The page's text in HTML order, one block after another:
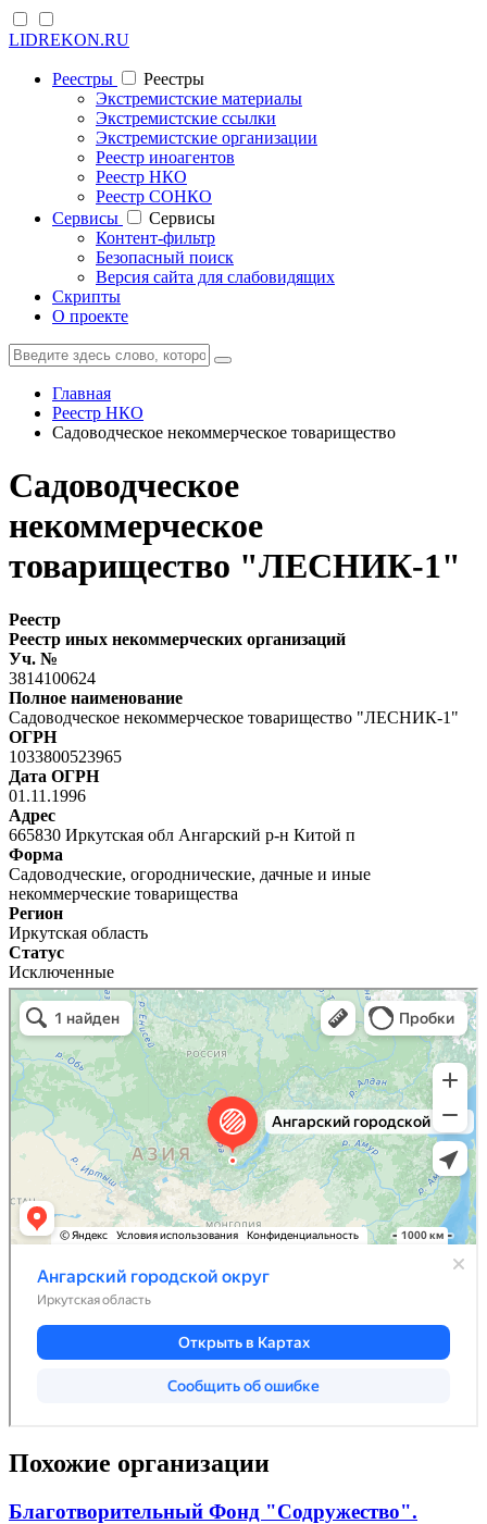
LIDREKON.RU
Реестры
Реестры
Экстремистские материалы
Экстремистские ссылки
Экстремистские организации
Реестр иноагентов
Реестр НКО
Реестр СОНКО
Cервисы
Cервисы
Контент-фильтр
Безопасный поиск
Версия сайта для слабовидящих
Скрипты
О проекте
Главная
Реестр НКО
Садоводческое некоммерческое товарищество
Садоводческое
некоммерческое
товарищество "ЛЕСНИК-1"
Реестр
Реестр иных некоммерческих организаций
Уч. №
3814100624
Полное наименование
Садоводческое некоммерческое товарищество "ЛЕСНИК-1"
ОГРН
1033800523965
Дата ОГРН
01.11.1996
Адрес
665830 Иркутская обл Ангарский р-н Китой п
Форма
Садоводческие, огороднические, дачные и иные
некоммерческие товарищества
Регион
Иркутская область
Статус
Исключенные
Похожие организации
Благотворительный Фонд "Содружество".